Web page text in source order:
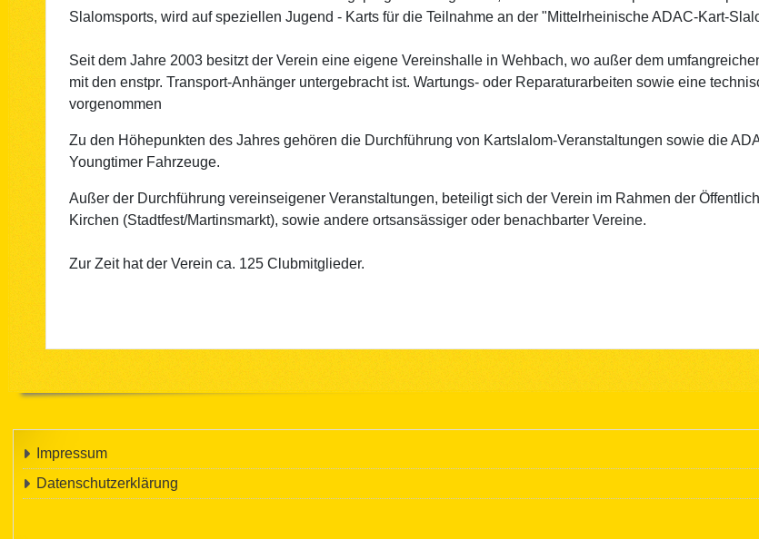
Impressum
Datenschutzerklärung
Slalomsports, wird auf speziellen Jugend - Karts für die Teilnahme an der "Mittelrheinische ADAC-Kart-
Seit dem Jahre 2003 besitzt der Verein eine eigene Vereinshalle in Wehbach, wo außer dem
mit den enstpr. Transport-Anhänger untergebracht ist. Wartungs- oder Reparaturarbeiten sowie eine
vorgenommen
Zu den Höhepunkten des Jahres gehören die Durchführung von Kartslalom-Veranstaltungen sowie die
Youngtimer Fahrzeuge.
Außer der Durchführung vereinseigener Veranstaltungen, beteiligt sich der Verein im Rahmen der
Kirchen (Stadtfest/Martinsmarkt), sowie andere ortsansässiger oder benachbarter Vereine.
Zur Zeit hat der Verein ca. 125 Clubmitglieder.